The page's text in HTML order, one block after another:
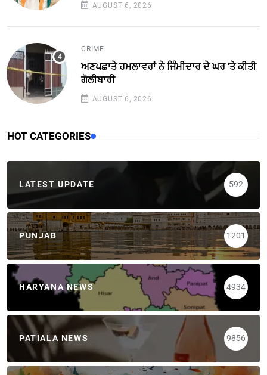
AUGUST 6, 2026
CRIME
ਅਣਪਛਾਤੇ ਹਮਲਾਵਰਾਂ ਨੇ ਜਿੰਮੀਦਾਰ ਦੇ ਘਰ 'ਤੇ ਕੀਤੀ
ਗੋਲੀਬਾਰੀ
AUGUST 6, 2026
HOT CATEGORIES
LATEST UPDATE 592
PUNJAB 1201
HARYANA NEWS 4934
PATIALA NEWS 9856